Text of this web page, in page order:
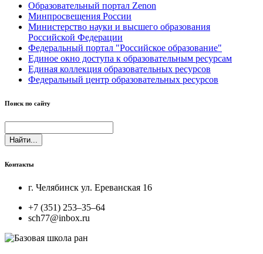
Образовательный портал Zenon
Минпросвещения России
Министерство науки и высшего образования
Российской Федерации
Федеральный портал "Российское образование"
Единое окно доступа к образовательным ресурсам
Единая коллекция образовательных ресурсов
Федеральный центр образовательных ресурсов
Поиск по сайту
Найти...
Контакты
г. Челябинск ул. Ереванская 16
+7 (351) 253‒35‒64
sch77@inbox.ru